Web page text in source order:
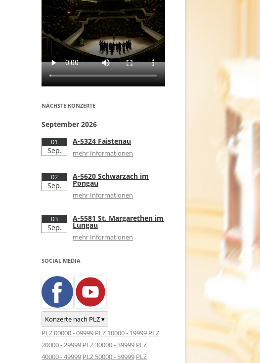
NÄCHSTE KONZERTE
September 2026
01
Sep.
A-5324 Faistenau
mehr Informationen
02
Sep.
A-5620 Schwarzach im
Pongau
mehr Informationen
03
Sep.
A-5581 St. Margarethen im
Lungau
mehr Informationen
SOCIAL MEDIA
Konzerte nach PLZ ▾
PLZ 00000 - 09999 PLZ 10000 - 19999 PLZ
20000 - 29999 PLZ 30000 - 39999 PLZ
40000 - 49999 PLZ 50000 - 59999 PLZ